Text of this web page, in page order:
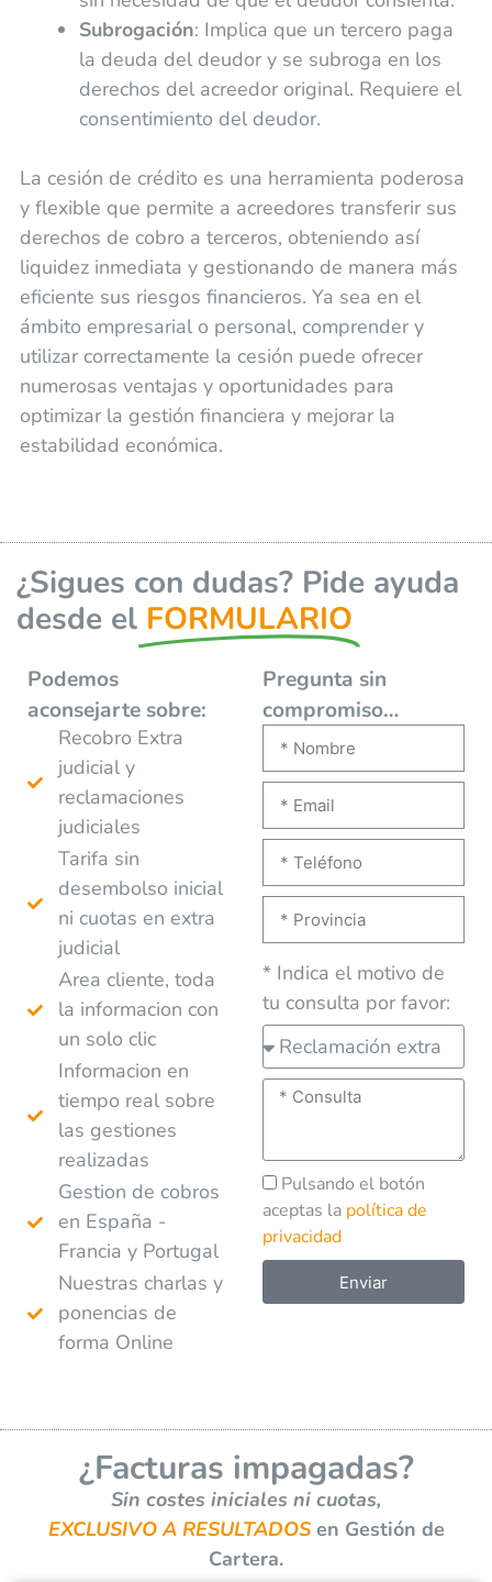
Subrogación: Implica que un tercero paga
la deuda del deudor y se subroga en los
derechos del acreedor original. Requiere el
consentimiento del deudor.
La cesión de crédito es una herramienta poderosa
y flexible que permite a acreedores transferir sus
derechos de cobro a terceros, obteniendo así
liquidez inmediata y gestionando de manera más
eficiente sus riesgos financieros. Ya sea en el
ámbito empresarial o personal, comprender y
utilizar correctamente la cesión puede ofrecer
numerosas ventajas y oportunidades para
optimizar la gestión financiera y mejorar la
estabilidad económica.
¿Sigues con dudas? Pide ayuda
desde el FORMULARIO
Podemos
aconsejarte sobre:
Recobro Extra
judicial y
reclamaciones
judiciales
Tarifa sin
desembolso inicial
ni cuotas en extra
judicial
Area cliente, toda
la informacion con
un solo clic
Informacion en
tiempo real sobre
las gestiones
realizadas
Gestion de cobros
en España -
Francia y Portugal
Nuestras charlas y
ponencias de
forma Online
Pregunta sin
compromiso…
* Indica el motivo de
tu consulta por favor:
Pulsando el botón
aceptas la política de
privacidad
Enviar
r
n
a
t
i
¿Facturas impagadas?
Sin costes iniciales ni cuotas,
EXCLUSIVO A RESULTADOSen Gestión de
Cartera.